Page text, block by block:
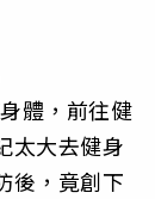
體，前往健
太大去健身
後，竟創下